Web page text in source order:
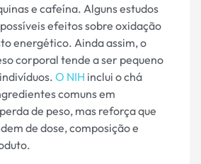
e cafeína. Alguns estudos
efeitos sobre oxidação
energético. Ainda assim, o
corporal tende a ser pequeno
O NIH inclui o chá
comuns em
de peso, mas reforça que
de dose, composição e